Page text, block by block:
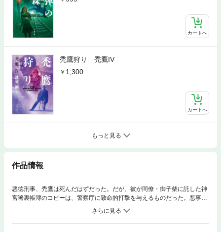
カートへ
禿鷹狩り 禿鷹IV
1,300
カートへ
もっと見る
作品情報
悪徳刑事、禿鷹は死んだはずだった。だが、彼が同僚・御子柴に託した神
宮署裏帳簿のコピーは、警察庁に致命的打撃を与えるものだった。悪事を
表沙汰にする特別監察官・松国らの動きに、凶悪な女警部・岩動（いする
ぎ）は街のマフィアも操りながら、帳簿回収に動く。暗闘に次ぐ暗闘。息
つく暇もない禿鷹シリーズの最新章。